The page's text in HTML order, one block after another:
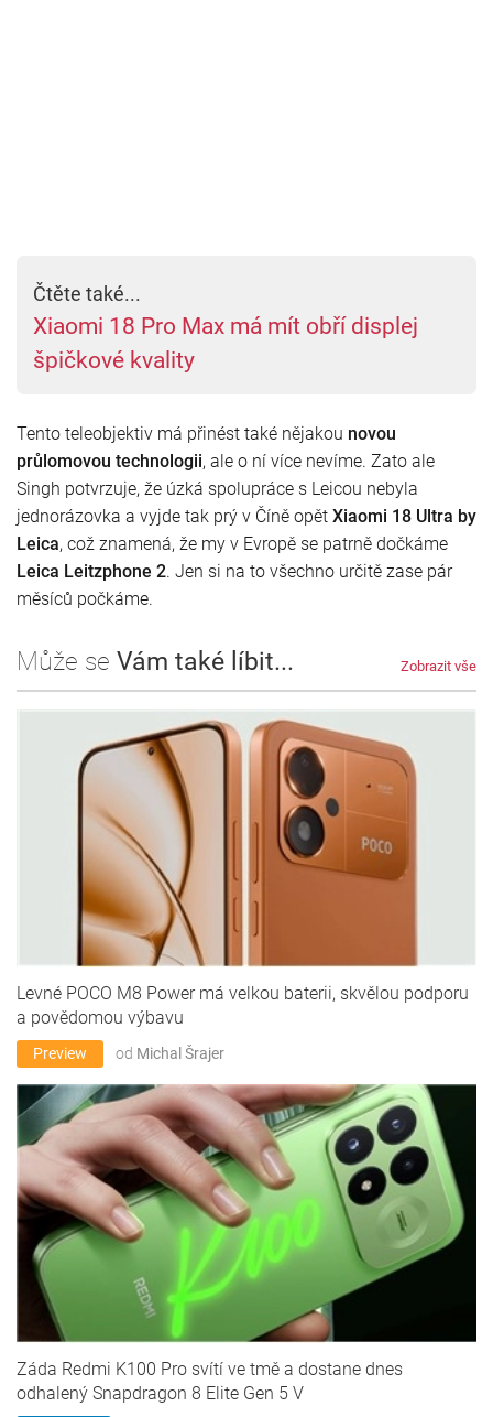
Čtěte také...
Xiaomi 18 Pro Max má mít obří displej
špičkové kvality
Tento teleobjektiv má přinést také nějakou novou
průlomovou technologii, ale o ní více nevíme. Zato ale
Singh potvrzuje, že úzká spolupráce s Leicou nebyla
jednorázovka a vyjde tak prý v Číně opět Xiaomi 18 Ultra by
Leica, což znamená, že my v Evropě se patrně dočkáme
Leica Leitzphone 2. Jen si na to všechno určitě zase pár
měsíců počkáme.
Může se Vám také líbit... Zobrazit vše
Levné POCO M8 Power má velkou baterii, skvělou podporu
a povědomou výbavu
Preview od Michal Šrajer
Záda Redmi K100 Pro svítí ve tmě a dostane dnes
odhalený Snapdragon 8 Elite Gen 5 V